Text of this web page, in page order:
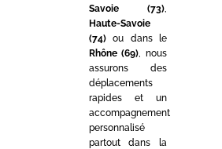
Savoie (73)
Haute-Savoie
(74)ou dans le
Rhône (69) , nous
assurons des
déplacements
rapides et un
accompagnement
personnalisé
partout dans la